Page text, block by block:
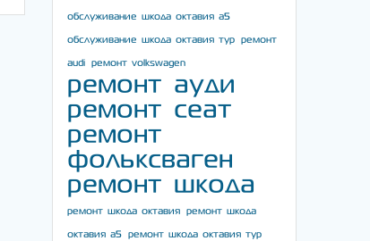
обслуживание шкода октавия а5
обслуживание шкода октавия тур ремонт
audi ремонт volkswagen
ремонт ауди
ремонт сеат
ремонт
фольксваген
ремонт шкода
ремонт шкода октавия ремонт шкода
октавия а5 ремонт шкода октавия тур